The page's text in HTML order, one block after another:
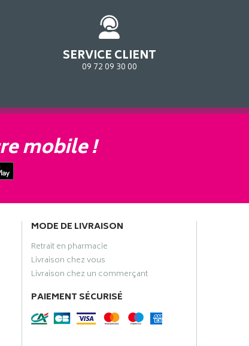
SERVICE CLIENT
09 72 09 30 00
mobile !
MODE DE LIVRAISON
Retrait en pharmacie
Livraison chez vous
Livraison chez un commerçant
PAIEMENT SÉCURISÉ